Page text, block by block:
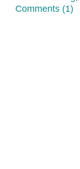
Comments (1)